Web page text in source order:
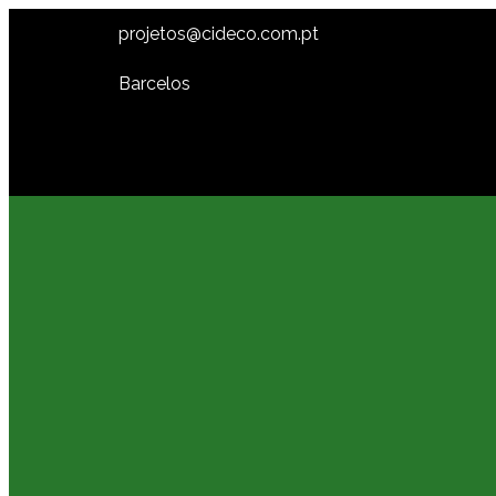
projetos@cideco.com.pt
Barcelos